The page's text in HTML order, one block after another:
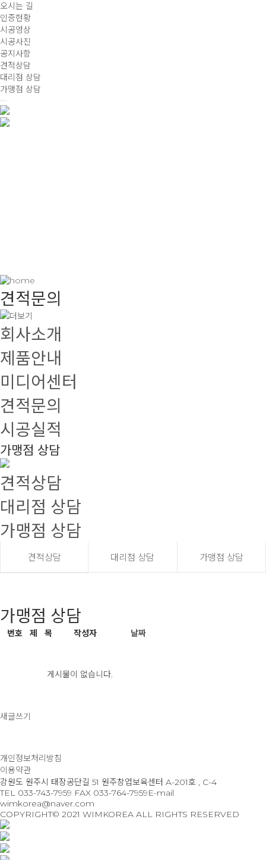
오시는 길
인증현황
시공영상
시공사진
공지사항
견적상담
대리점 상담
가맹점 상담
견적문의
회사소개
제품안내
미디어센터
견적문의
시공실적
가맹점 상담
견적상담
대리점 상담
가맹점 상담
견적상담 대리점 상담 가맹점 상담
가맹점 상담
번호 제 목 작성자 날짜
게시물이 없습니다.
새글쓰기
개인정보처리방침
이용약관
강원도 원주시 태장공단길 51 원주창업보육센터 A-201호 , C-4
TEL 033-743-7959 FAX 033-764-7959E-mail
wimkorea@naver.com
COPYRIGHT© 2021 WIMKOREA ALL RIGHTS RESERVED